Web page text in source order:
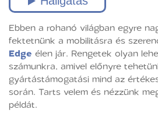
Ebben a rohanó világban egyre
fektetnünk a mobilitásra és
Edge élen jár. Rengetek olyan
számunkra, amivel előnyre
gyártástámogatási mind az
során. Tarts velem és nézzünk
példát.